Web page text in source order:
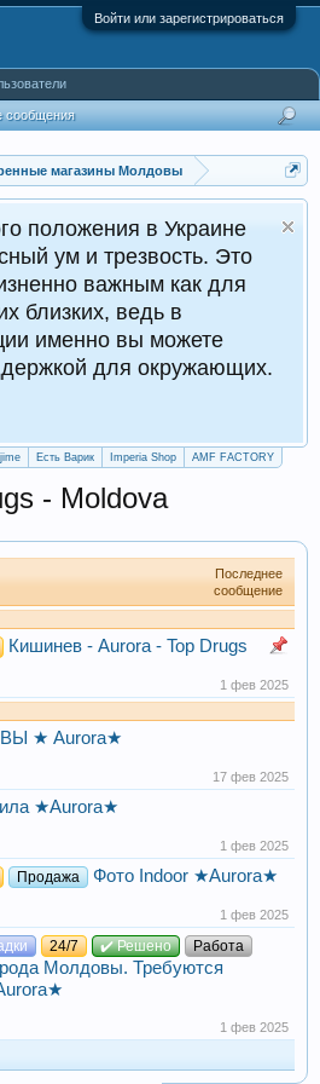
Войти или зарегистрироваться
магазины Молдовы
положения в Украине
ум и трезвость. Это
важным как для
близких, ведь в
именно вы можете
для окружающих.
Есть Варик Imperia Shop AMF FACTORY
- Moldova
Последнее
сообщение
Кишинев - Aurora - Top Drugs
1 фев 2025
★ Aurora★
17 фев 2025
★Aurora★
1 фев 2025
Продажа Фото Indoor ★Aurora★
1 фев 2025
24/7 ✔️ Решено Работа
Молдовы. Требуются
1 фев 2025
сообщения